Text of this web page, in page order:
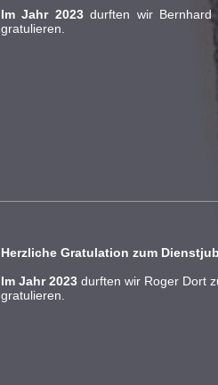
Im Jahr 2023durften wir Bernhard
gratulieren.
Herzliche Gratulation zum
Im Jahr 2023 durften wir Roger Dort
gratulieren.